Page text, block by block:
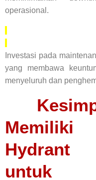
operasional.
Investasi pada
yang membawa
menyeluruh dan
Memiliki
untuk